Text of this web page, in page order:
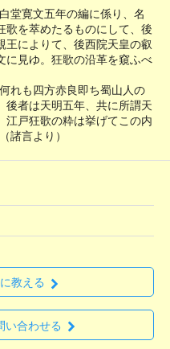
堂寛文五年の編に係り、名
歌を萃めたるものにして、後
王によりて、後西院天皇の叡
に見ゆ。狂歌の沿革を窺ふべ
れも四方赤良即ち蜀山人の
後者は天明五年、共に所謂天
江戸狂歌の粋は挙げてこの内
諸言より）
教える
い合わせる